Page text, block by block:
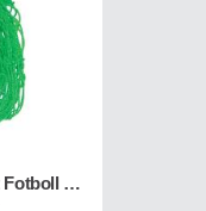
PROLINE Bollnät Fotboll Grön